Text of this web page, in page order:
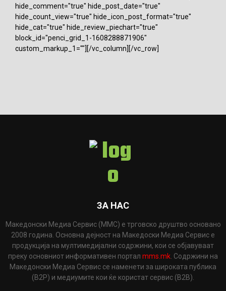
hide_comment="true" hide_post_date="true"
hide_count_view="true" hide_icon_post_format="true"
hide_cat="true" hide_review_piechart="true"
block_id="penci_grid_1-1608288871906"
custom_markup_1=""][/vc_column][/vc_row]
ЗА НАС
Македонски Медиа Сервис (ММС) е трговско друштво основано
2008 година. Основна дејност на Македоски Медиа Сервис е
продукција на мултимедијални содржини, кои се објавуваат
преку основниот информативен портал mms.mk . Содржини на
Македонски Медиа Сервис се наменети за широката публика
(B2P) и медиумите кои ќе користат сервис (B2B).